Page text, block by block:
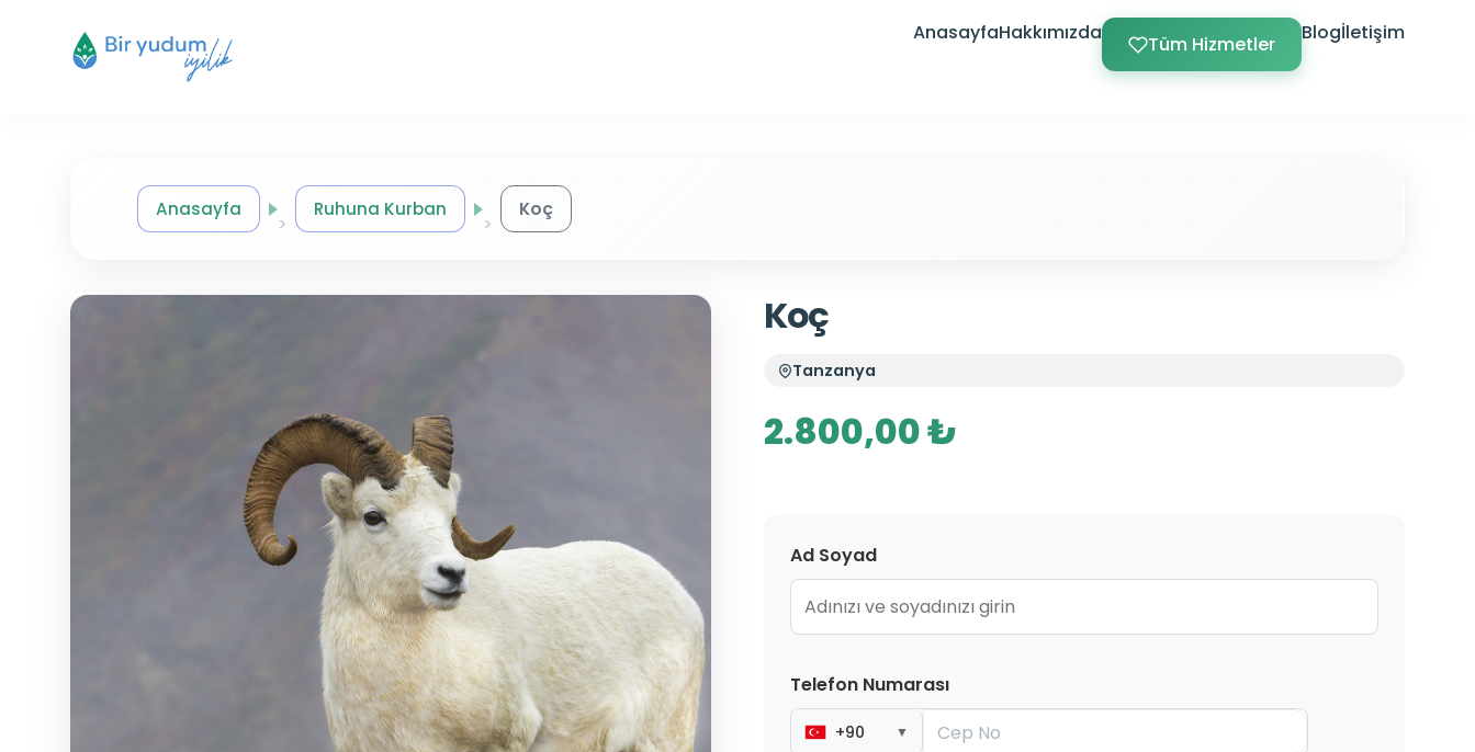
AnasayfaHakkımızda Tüm Hizmetler Blogİletişim
Anasayfa Ruhuna Kurban Koç
Koç
Tanzanya
2.800,00 ₺
Ad Soyad
Telefon Numarası
+90 ▼